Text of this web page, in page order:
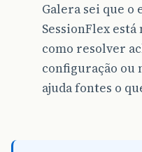
Galera sei que
SessionFlex
como resolver
configuração ou
ajuda fontes o